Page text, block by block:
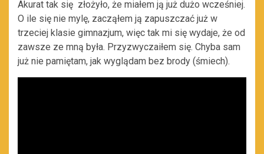
Akurat tak się złożyło, że miałem ją już dużo wcześniej.
O ile się nie mylę, zacząłem ją zapuszczać już w
trzeciej klasie gimnazjum, więc tak mi się wydaje, że od
zawsze ze mną była. Przyzwyczaiłem się. Chyba sam
już nie pamiętam, jak wyglądam bez brody (śmiech).